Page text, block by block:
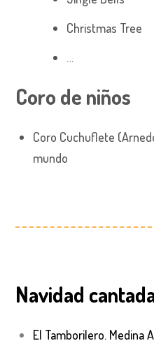
Christmas Tree
…
Coro de niños
Coro Cuchuflete
mundo
Navidad
El Tamborilero. Medina